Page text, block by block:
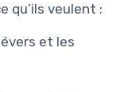
qu’ils veulent :
et les